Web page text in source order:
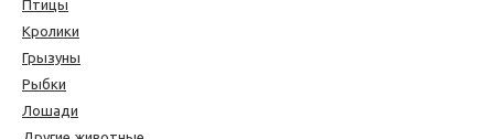
Птицы
Кролики
Грызуны
Рыбки
Лошади